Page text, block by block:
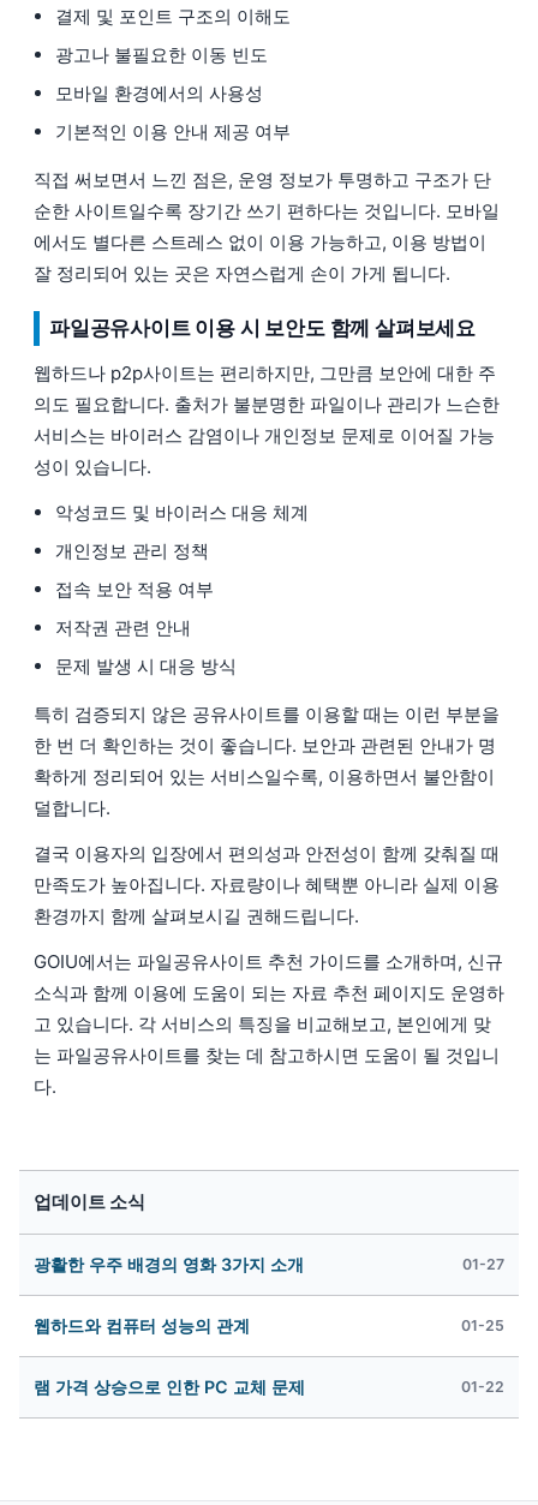
결제 및 포인트 구조의 이해도
광고나 불필요한 이동 빈도
모바일 환경에서의 사용성
기본적인 이용 안내 제공 여부
직접 써보면서 느낀 점은, 운영 정보가 투명하고 구조가 단
순한 사이트일수록 장기간 쓰기 편하다는 것입니다. 모바일
에서도 별다른 스트레스 없이 이용 가능하고, 이용 방법이
잘 정리되어 있는 곳은 자연스럽게 손이 가게 됩니다.
파일공유사이트 이용 시 보안도 함께 살펴보세요
웹하드나 p2p사이트는 편리하지만, 그만큼 보안에 대한 주
의도 필요합니다. 출처가 불분명한 파일이나 관리가 느슨한
서비스는 바이러스 감염이나 개인정보 문제로 이어질 가능
성이 있습니다.
악성코드 및 바이러스 대응 체계
개인정보 관리 정책
접속 보안 적용 여부
저작권 관련 안내
문제 발생 시 대응 방식
특히 검증되지 않은 공유사이트를 이용할 때는 이런 부분을
한 번 더 확인하는 것이 좋습니다. 보안과 관련된 안내가 명
확하게 정리되어 있는 서비스일수록, 이용하면서 불안함이
덜합니다.
결국 이용자의 입장에서 편의성과 안전성이 함께 갖춰질 때
만족도가 높아집니다. 자료량이나 혜택뿐 아니라 실제 이용
환경까지 함께 살펴보시길 권해드립니다.
GOIU에서는 파일공유사이트 추천 가이드를 소개하며, 신규
소식과 함께 이용에 도움이 되는 자료 추천 페이지도 운영하
고 있습니다. 각 서비스의 특징을 비교해보고, 본인에게 맞
는 파일공유사이트를 찾는 데 참고하시면 도움이 될 것입니
다.
업데이트 소식
광활한 우주 배경의 영화 3가지 소개 01-27
웹하드와 컴퓨터 성능의 관계 01-25
램 가격 상승으로 인한 PC 교체 문제 01-22